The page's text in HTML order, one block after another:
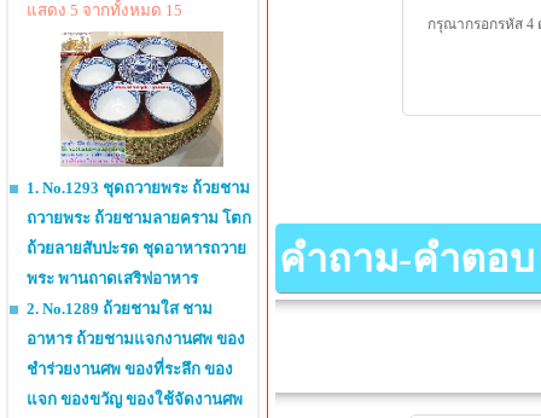
แสดง 5 จากทั้งหมด 15
1. No.1293 ชุดถวายพระ ถ้วยชาม
ถวายพระ ถ้วยชามลายคราม โตก
ถ้วยลายสับปะรด ชุดอาหารถวาย
พระ พานถาดเสริฟอาหาร
2. No.1289 ถ้วยชามใส ชาม
อาหาร ถ้วยชามแจกงานศพ ของ
ชำร่วยงานศพ ของที่ระลึก ของ
แจก ของขวัญ ของใช้จัดงานศพ
กรุณากรอกรหัส 4
คำถาม-คำตอ